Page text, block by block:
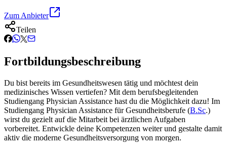
Zum Anbieter
Teilen
Fortbildungsbeschreibung
Du bist bereits im Gesundheitswesen tätig und möchtest dein
medizinisches Wissen vertiefen? Mit dem berufsbegleitenden
Studiengang Physician Assistance hast du die Möglichkeit dazu! Im
Studiengang Physician Assistance für Gesundheitsberufe (B.Sc.)
wirst du gezielt auf die Mitarbeit bei ärztlichen Aufgaben
vorbereitet. Entwickle deine Kompetenzen weiter und gestalte damit
aktiv die moderne Gesundheitsversorgung von morgen.